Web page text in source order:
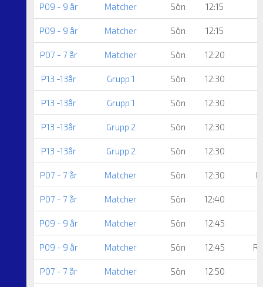
P09 - 9 år Matcher Sön 12:15
P09 - 9 år Matcher Sön 12:15
P07 - 7 år Matcher Sön 12:20
P13 -13år Grupp 1 Sön 12:30
P13 -13år Grupp 1 Sön 12:30
P13 -13år Grupp 2 Sön 12:30
P13 -13år Grupp 2 Sön 12:30
P07 - 7 år Matcher Sön 12:30
P07 - 7 år Matcher Sön 12:40
P09 - 9 år Matcher Sön 12:45
P09 - 9 år Matcher Sön 12:45
P07 - 7 år Matcher Sön 12:50